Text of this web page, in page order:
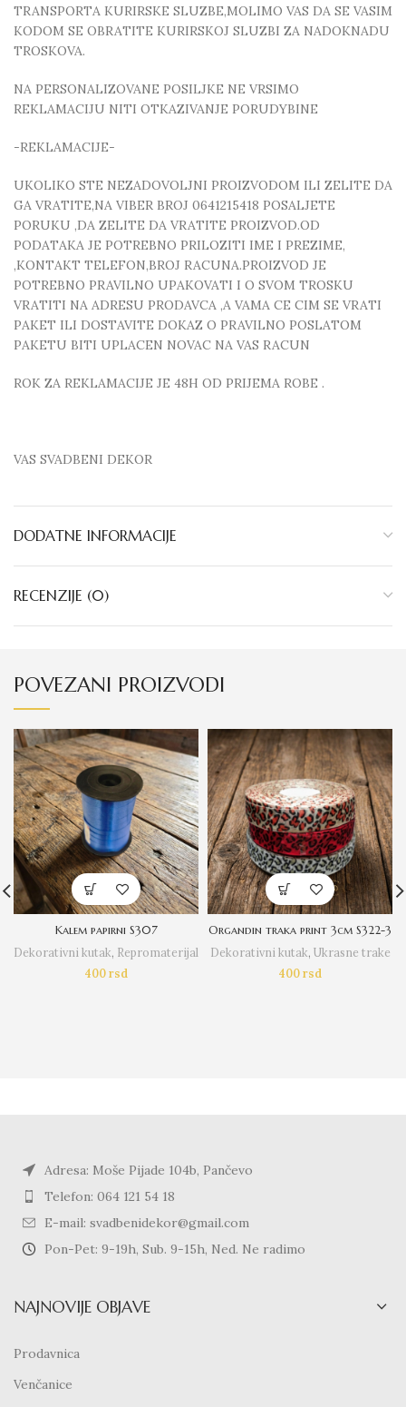
TRANSPORTA KURIRSKE SLUZBE,MOLIMO VAS DA SE VASIM
KODOM SE OBRATITE KURIRSKOJ SLUZBI ZA NADOKNADU
TROSKOVA.
NA PERSONALIZOVANE POSILJKE NE VRSIMO
REKLAMACIJU NITI OTKAZIVANJE PORUDYBINE
-REKLAMACIJE-
UKOLIKO STE NEZADOVOLJNI PROIZVODOM ILI ZELITE DA
GA VRATITE,NA VIBER BROJ 0641215418 POSALJETE
PORUKU ,DA ZELITE DA VRATITE PROIZVOD.OD
PODATAKA JE POTREBNO PRILOZITI IME I PREZIME,
,KONTAKT TELEFON,BROJ RACUNA.PROIZVOD JE
POTREBNO PRAVILNO UPAKOVATI I O SVOM TROSKU
VRATITI NA ADRESU PRODAVCA ,A VAMA CE CIM SE VRATI
PAKET ILI DOSTAVITE DOKAZ O PRAVILNO POSLATOM
PAKETU BITI UPLACEN NOVAC NA VAS RACUN
ROK ZA REKLAMACIJE JE 48H OD PRIJEMA ROBE .
VAS SVADBENI DEKOR
DODATNE INFORMACIJE
RECENZIJE (0)
POVEZANI PROIZVODI
Kalem papirni S307
Dekorativni kutak, Repromaterijal
400rsd
Organdin traka print 3cm S322-3
Dekorativni kutak, Ukrasne trake
400rsd
Adresa: Moše Pijade 104b, Pančevo
Telefon: 064 121 54 18
E-mail: svadbenidekor@gmail.com
Pon-Pet: 9-19h, Sub. 9-15h, Ned. Ne radimo
NAJNOVIJE OBJAVE
Prodavnica
Venčanice